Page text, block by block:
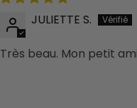
JULIETTE S.
Très beau. Mon petit